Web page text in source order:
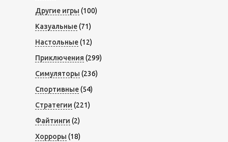
Другие игры (100)
Казуальные(71)
Настольные(12)
Приключения (299)
Симуляторы (236)
Спортивные(54)
Стратегии (221)
Файтинги (2)
Хорроры (18)